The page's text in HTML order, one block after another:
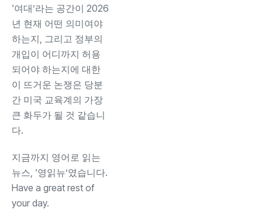
‘여대’라는 공간이 2026
년 현재 어떤 의미여야
하는지, 그리고 정부의
개입이 어디까지 허용
되어야 하는지에 대한
이 뜨거운 논쟁은 당분
간 미국 교육계의 가장
큰 화두가 될 것 같습니
다.
지금까지 영어로 읽는
뉴스, ‘영읽뉴’였습니다.
Have a great rest of
your day.